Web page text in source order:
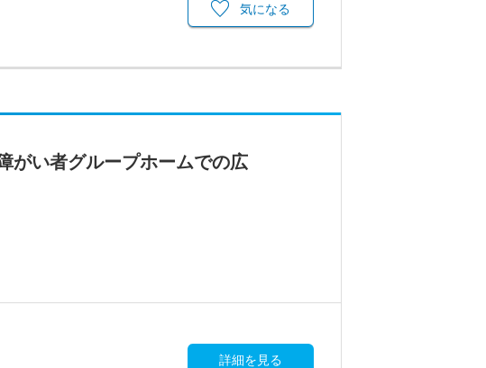
気になる
がい者グループホームでの広
詳細を見る